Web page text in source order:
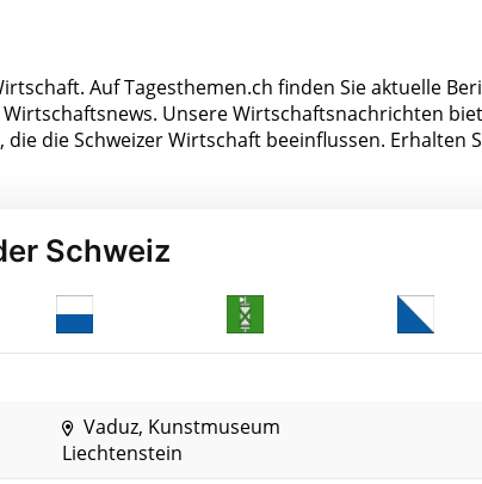
Auf Tagesthemen.ch finden Sie aktuelle
Unsere Wirtschaftsnachrichten
die Schweizer Wirtschaft beeinflussen. Erhalten
Schweiz
Vaduz, Kunstmuseum
Liechtenstein